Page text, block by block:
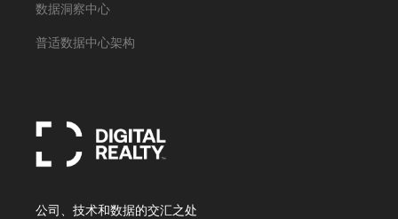
数据洞察中心
普适数据中心架构
公司、技术和数据的交汇之处